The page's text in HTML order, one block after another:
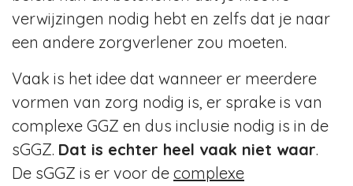
verwijzingen nodig hebt en zelfs dat je naar
een andere zorgverlener zou moeten.
Vaak is het idee dat wanneer er meerdere
vormen van zorg nodig is, er sprake is van
complexe GGZ en dus inclusie nodig is in de
sGGZ. Dat is echter heel vaak niet waar.
De sGGZ is er voor de complexe